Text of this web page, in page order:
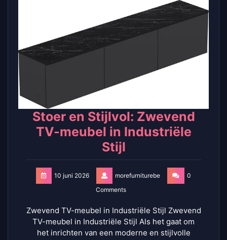
Stoer en Stijlvol: Zwevend
TV-meubel in Industriële
Stijl
10 juni 2026 morefurniturebe
0
Comments
Zwevend TV-meubel in Industriële Stijl Zwevend
TV-meubel in Industriële Stijl Als het gaat om
het inrichten van een moderne en stijlvolle